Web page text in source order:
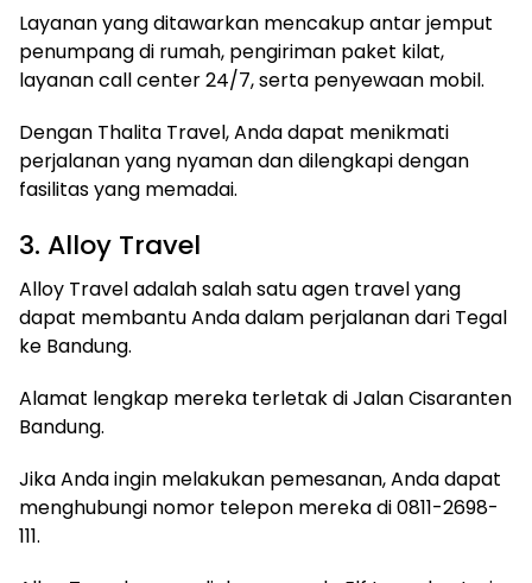
Layanan yang ditawarkan mencakup antar jemput
penumpang di rumah, pengiriman paket kilat,
layanan call center 24/7, serta penyewaan mobil.
Dengan Thalita Travel, Anda dapat menikmati
perjalanan yang nyaman dan dilengkapi dengan
fasilitas yang memadai.
3. Alloy Travel
Alloy Travel adalah salah satu agen travel yang
dapat membantu Anda dalam perjalanan dari Tegal
ke Bandung.
Alamat lengkap mereka terletak di Jalan Cisaranten
Bandung.
Jika Anda ingin melakukan pemesanan, Anda dapat
menghubungi nomor telepon mereka di 0811-2698-
111.